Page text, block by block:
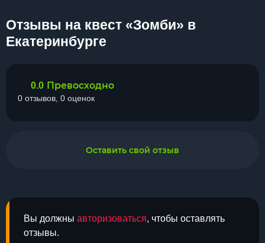
Отзывы на квест «Зомби» в
Екатеринбурге
Вы должны авторизоваться, чтобы оставлять
отзывы.
0.0 Превосходно
0 отзывов, 0 оценок
Оставить свой отзыв